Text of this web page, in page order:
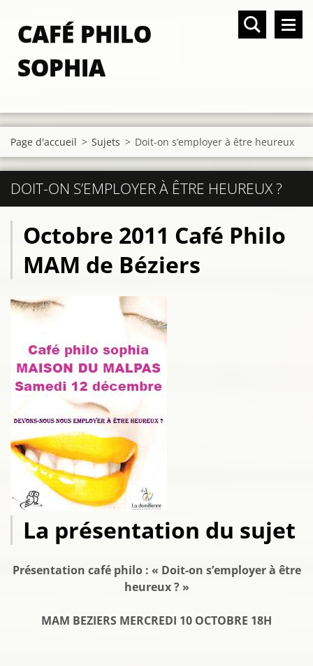
CAFÉ PHILO
SOPHIA
Page d'accueil > Sujets > Doit-on s’employer à être heureux
DOIT-ON S’EMPLOYER À ÊTRE HEUREUX ?
Octobre 2011 Café Philo
MAM de Béziers
La présentation du sujet
Présentation café philo : « Doit-on s’employer à être
heureux ? »
MAM BEZIERS MERCREDI 10 OCTOBRE 18H